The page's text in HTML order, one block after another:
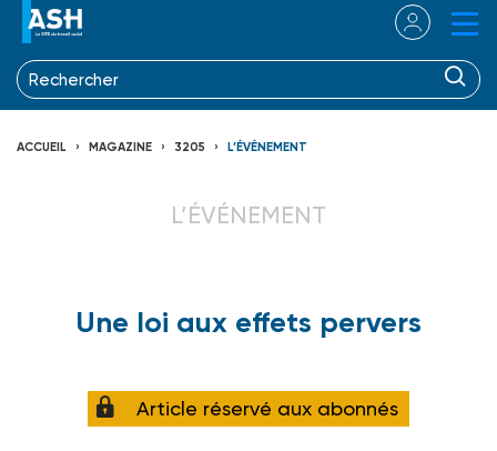
ACCUEIL MAGAZINE 3205 L’ÉVÉNEMENT
L’ÉVÉNEMENT
Une loi aux effets pervers
Article réservé aux abonnés